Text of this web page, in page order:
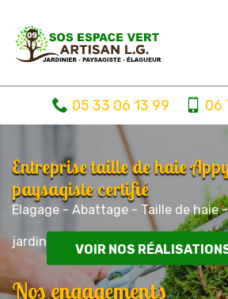
05 33 06 13 99 06
Entreprise taille de haie
paysagiste certifié
Elagage - Abattage - Taille de haie
jardin
VOIR NOS
Nos engagements